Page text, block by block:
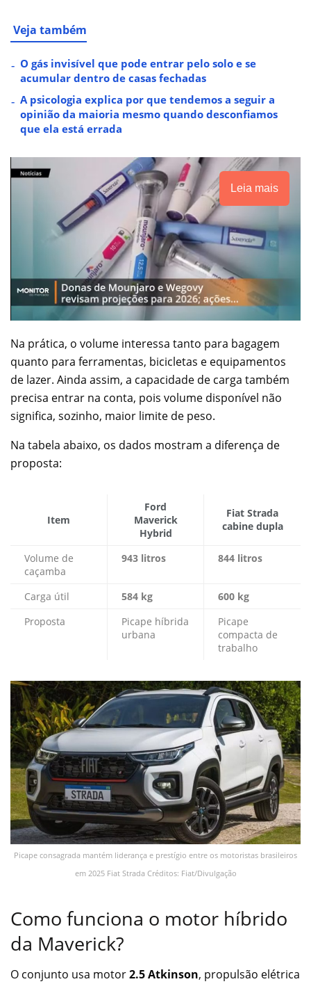
Veja também
O gás invisível que pode entrar pelo solo e se
acumular dentro de casas fechadas
A psicologia explica por que tendemos a seguir a
opinião da maioria mesmo quando desconfiamos
que ela está errada
Leia mais
Na prática, o volume interessa tanto para bagagem
quanto para ferramentas, bicicletas e equipamentos
de lazer. Ainda assim, a capacidade de carga também
precisa entrar na conta, pois volume disponível não
significa, sozinho, maior limite de peso.
Na tabela abaixo, os dados mostram a diferença de
proposta:
Item
Ford
Maverick
Hybrid
Fiat Strada
cabine dupla
Volume de
caçamba
943 litros 844 litros
Carga útil 584 kg
600 kg
Proposta
Picape híbrida
urbana
Picape
compacta de
trabalho
Picape consagrada mantém liderança e prestígio entre os motoristas brasileiros
em 2025 Fiat Strada Créditos: Fiat/Divulgação
Como funciona o motor híbrido
da Maverick?
O conjunto usa motor2.5 Atkinson, propulsão elétrica